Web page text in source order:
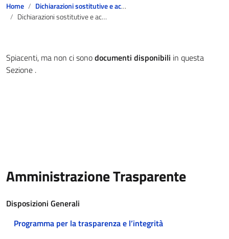
Home
Dichiarazioni sostitutive e acquisizione d'ufficio dei dati
Dichiarazioni sostitutive e acquisizione d’ufficio dei dati
Spiacenti, ma non ci sonodocumenti disponibili in questa
Sezione .
Amministrazione Trasparente
Disposizioni Generali
Programma per la trasparenza e l’integrità